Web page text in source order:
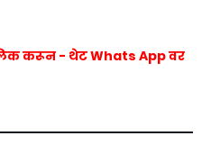
करून - थेट Whats App वर